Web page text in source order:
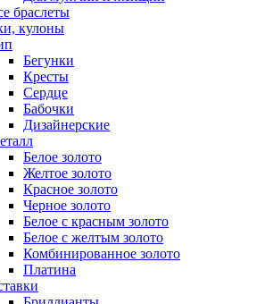
браслеты
кулоны
Бегунки
Кресты
Сердце
Бабочки
Дизайнерские
Белое золото
Желтое золото
Красное золото
Черное золото
Белое с красным золото
Белое с желтым золото
Комбинированное золото
Платина